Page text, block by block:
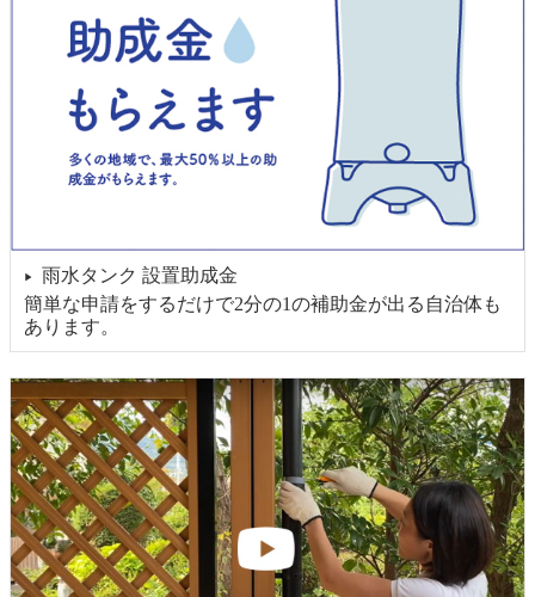
▶
雨水タンク 設置助成金
簡単な申請をするだけで2分の1の補助金が出る自治体も
あります。